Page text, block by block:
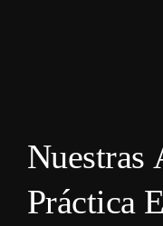
Nuestras
Práctica